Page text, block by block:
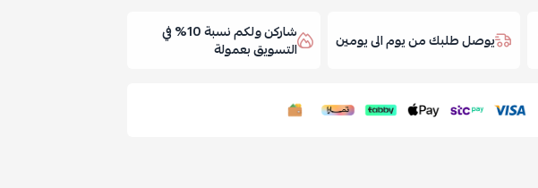
يوصل طلبك من يوم الى يومين شاركن ولكم نسبة 10% في
التسويق بعمولة